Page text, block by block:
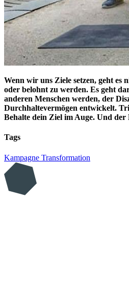
Wenn wir uns Ziele setzen, geht es
oder belohnt zu werden. Es geht
anderen Menschen werden, der
Durchhaltevermögen entwickelt.
Behalte dein Ziel im Auge. Und
Tags
Kampagne Transformation